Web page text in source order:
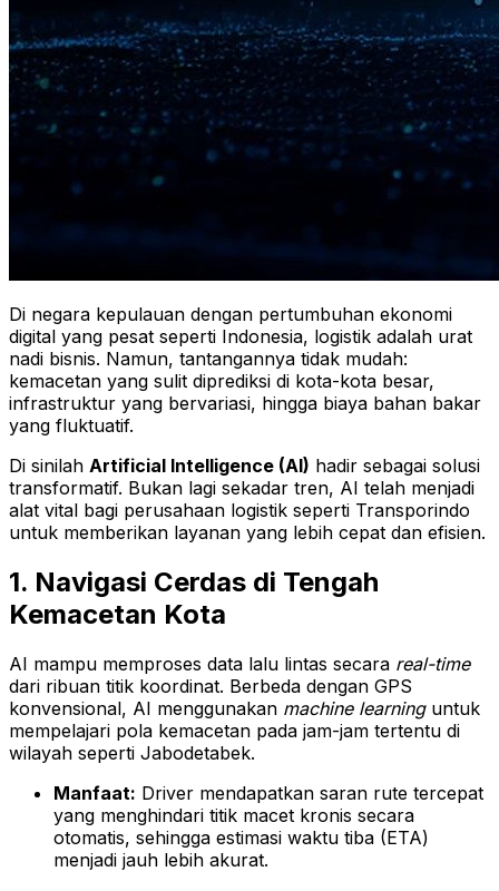
Di negara kepulauan dengan pertumbuhan ekonomi
digital yang pesat seperti Indonesia, logistik adalah urat
nadi bisnis. Namun, tantangannya tidak mudah:
kemacetan yang sulit diprediksi di kota-kota besar,
infrastruktur yang bervariasi, hingga biaya bahan bakar
yang fluktuatif.
Di sinilah Artificial Intelligence (AI) hadir sebagai solusi
transformatif. Bukan lagi sekadar tren, AI telah menjadi
alat vital bagi perusahaan logistik seperti Transporindo
untuk memberikan layanan yang lebih cepat dan efisien.
1. Navigasi Cerdas di Tengah
Kemacetan Kota
AI mampu memproses data lalu lintas secara real-time
dari ribuan titik koordinat. Berbeda dengan GPS
konvensional, AI menggunakan machine learninguntuk
mempelajari pola kemacetan pada jam-jam tertentu di
wilayah seperti Jabodetabek.
Manfaat: Driver mendapatkan saran rute tercepat
yang menghindari titik macet kronis secara
otomatis, sehingga estimasi waktu tiba (ETA)
menjadi jauh lebih akurat.